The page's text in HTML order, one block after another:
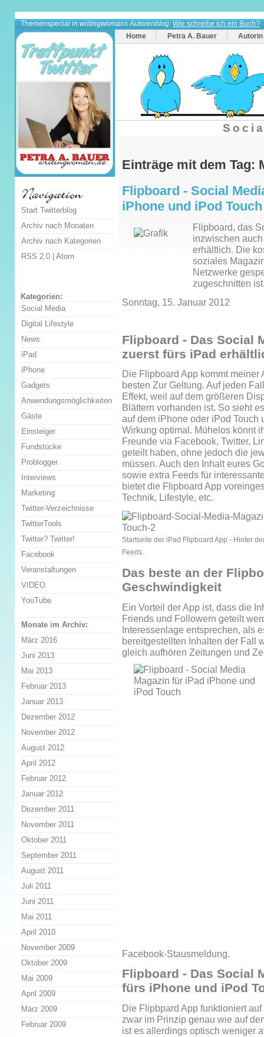
Themenspecial in writingwomans Autorenblog: Wie schreibe ich ein Buch?
Home
Petra A. Bauer Autorin
Einträge mit dem Tag:
Flipboard - Social
iPhone und iPod Touch
Flipboard, das
inzwischen
erhältlich. Die
soziales
Netzwerke
zugeschnitten
Sonntag, 15. Januar 2012
Flipboard - Das Social
zuerst fürs iPad
Die Flipboard App kommt meiner
besten Zur Geltung. Auf jeden
Effekt, weil auf dem größeren
Blättern vorhanden ist. So sieht
auf dem iPhone oder iPod Touch
Wirkung optimal. Mühelos könnt
Freunde via Facebook, Twitter,
geteilt haben, ohne jedoch die
müssen. Auch den Inhalt eures
sowie extra Feeds für
bietet die Flipboard App
Technik, Lifestyle, etc.
Startseite der iPad Flipboard App - Hinter
Feeds.
Das beste an der
Geschwindigkeit
Ein Vorteil der App ist, dass die
Friends und Followern geteilt
Interessenlage entsprechen, als
bereitgestellten Inhalten der Fall
gleich aufhören Zeitungen und
Facebook-Stausmeldung.
Flipboard - Das Social
fürs iPhone und iPod
Die Flipbpard App funktioniert
zwar im Prinzip genau wie auf
ist es allerdings optisch weniger
Start Twitterblog
Archiv nach Monaten
Archiv nach Kategorien
RSS 2.0 | Atom
Kategorien:
Social Media
Digital Lifestyle
News
iPad
iPhone
Gadgets
Anwendungsmöglichkeiten
Gäste
Einsteiger
Fundstücke
Problogger
Interviews
Marketing
Twitter-Verzeichnisse
TwitterTools
Twitter? Twitter!
Facebook
Veranstaltungen
VIDEO
YouTube
Monate im Archiv:
März 2016
Juni 2013
Mai 2013
Februar 2013
Januar 2013
Dezember 2012
November 2012
August 2012
April 2012
Februar 2012
Januar 2012
Dezember 2011
November 2011
Oktober 2011
September 2011
August 2011
Juli 2011
Juni 2011
Mai 2011
April 2010
November 2009
Oktober 2009
Mai 2009
April 2009
März 2009
Februar 2009